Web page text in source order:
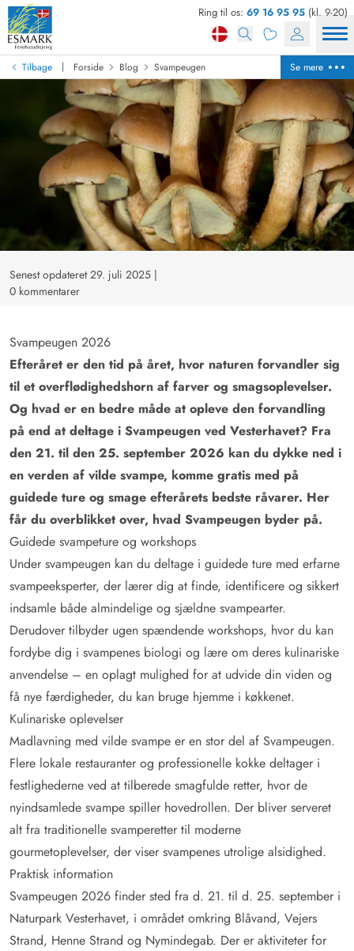
Ring til os: 69 16 95 95 (kl. 9-20)
Tilbage | Forside Blog Svampeugen Se mere
Senest opdateret 29. juli 2025 |
0 kommentarer
Svampeugen 2026
Efteråret er den tid på året, hvor naturen forvandler sig
til et overflødighedshorn af farver og smagsoplevelser.
Og hvad er en bedre måde at opleve den forvandling
på end at deltage i Svampeugen ved Vesterhavet? Fra
den 21. til den 25. september 2026 kan du dykke ned i
en verden af vilde svampe, komme gratis med på
guidede ture og smage efterårets bedste råvarer. Her
får du overblikket over, hvad Svampeugen byder på.
Guidede svampeture og workshops
Under svampeugen kan du deltage i guidede ture med erfarne
svampeeksperter, der lærer dig at finde, identificere og sikkert
indsamle både almindelige og sjældne svampearter.
Derudover tilbyder ugen spændende workshops, hvor du kan
fordybe dig i svampenes biologi og lære om deres kulinariske
anvendelse – en oplagt mulighed for at udvide din viden og
få nye færdigheder, du kan bruge hjemme i køkkenet.
Kulinariske oplevelser
Madlavning med vilde svampe er en stor del af Svampeugen.
Flere lokale restauranter og professionelle kokke deltager i
festlighederne ved at tilberede smagfulde retter, hvor de
nyindsamlede svampe spiller hovedrollen. Der bliver serveret
alt fra traditionelle svamperetter til moderne
gourmetoplevelser, der viser svampenes utrolige alsidighed.
Praktisk information
Svampeugen 2026 finder sted fra d. 21. til d. 25. september i
Naturpark Vesterhavet, i området omkring Blåvand, Vejers
Strand, Henne Strand og Nymindegab. Der er aktiviteter for